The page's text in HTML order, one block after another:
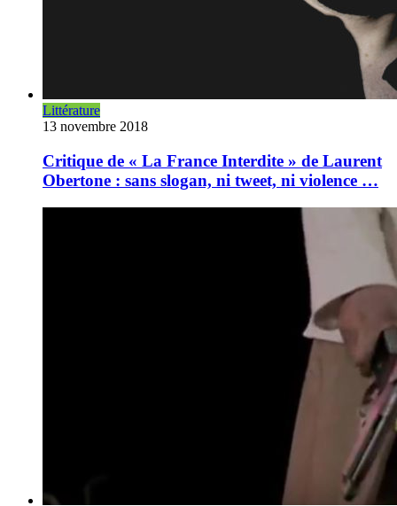
Littérature
13 novembre 2018
Critique de « La France Interdite » de Laurent
Obertone : sans slogan, ni tweet, ni violence …